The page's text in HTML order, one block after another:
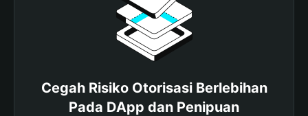
Cegah Risiko Otorisasi Berlebihan
Pada DApp dan Penipuan